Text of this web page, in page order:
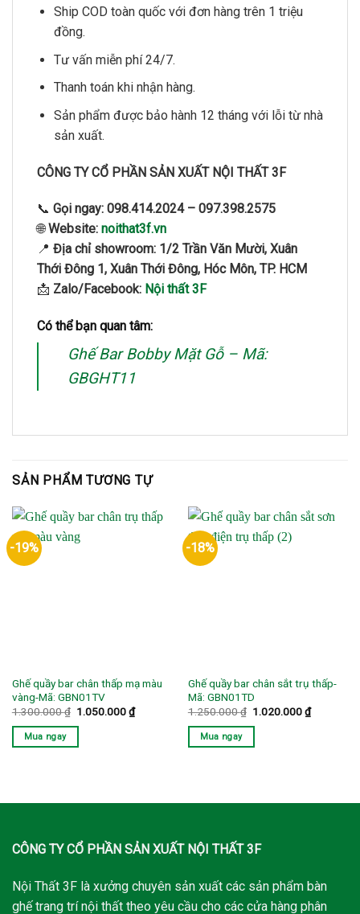
Ship COD toàn quốc với đơn hàng trên 1 triệu
đồng.
Tư vấn miễn phí 24/7.
Thanh toán khi nhận hàng.
Sản phẩm được bảo hành 12 tháng với lỗi từ nhà
sản xuất.
CÔNG TY CỔ PHẦN SẢN XUẤT NỘI THẤT 3F
📞 Gọi ngay: 098.414.2024 – 097.398.2575
🌐Website: noithat3f.vn
📍 Địa chỉ showroom: 1/2 Trần Văn Mười, Xuân
Thới Đông 1, Xuân Thới Đông, Hóc Môn, TP. HCM
📩 Zalo/Facebook: Nội thất 3F
Có thể bạn quan tâm:
Ghế Bar Bobby Mặt Gỗ – Mã:
GBGHT11
SẢN PHẨM TƯƠNG TỰ
-19%
Ghế quầy bar chân thấp mạ màu
vàng-Mã: GBN01TV
1.300.000₫ Giá
là:
1.050.000₫Giá
hiện
Mua ngay
-18%
Ghế quầy bar chân sắt trụ thấp-
Mã: GBN01TD
1.250.000₫ Giá
là:
1.020.000₫Giá
hiện
Mua ngay
CÔNG TY CỔ PHẦN SẢN XUẤT NỘI THẤT 3F
Nội Thất 3F là xưởng chuyên sản xuất các sản phẩm bàn
ghế trang trí nội thất theo yêu cầu cho các cửa hàng phân